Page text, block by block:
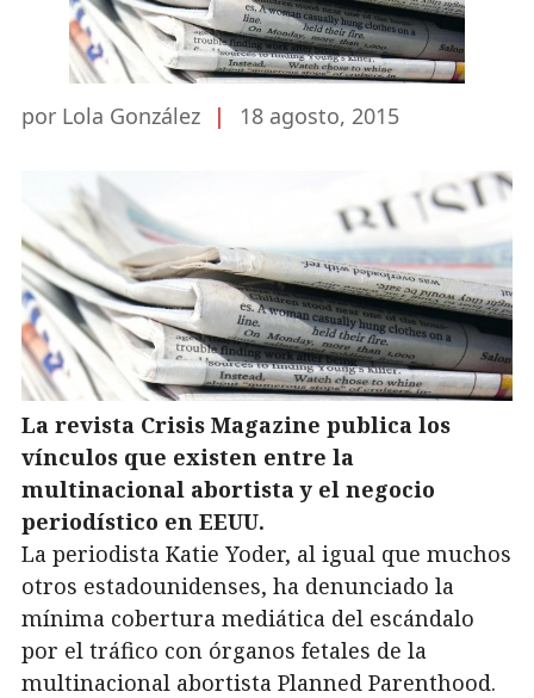
por Lola González | 18 agosto, 2015
La revista Crisis Magazine publica los
vínculos que existen entre la
multinacional abortista y el negocio
periodístico en EEUU.
La periodista Katie Yoder, al igual que muchos
otros estadounidenses, ha denunciado la
mínima cobertura mediática del escándalo
por el tráfico con órganos fetales de la
multinacional abortista Planned Parenthood.